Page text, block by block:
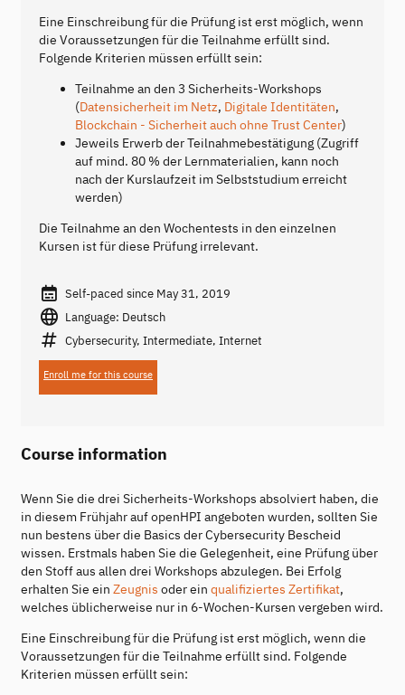
Eine Einschreibung für die Prüfung ist erst möglich, wenn
die Voraussetzungen für die Teilnahme erfüllt sind.
Folgende Kriterien müssen erfüllt sein:
Teilnahme an den 3 Sicherheits-Workshops
(Datensicherheit im Netz, Digitale Identitäten,
Blockchain - Sicherheit auch ohne Trust Center)
Jeweils Erwerb der Teilnahmebestätigung (Zugriff
auf mind. 80 % der Lernmaterialien, kann noch
nach der Kurslaufzeit im Selbststudium erreicht
werden)
Die Teilnahme an den Wochentests in den einzelnen
Kursen ist für diese Prüfung irrelevant.
Self-paced since May 31, 2019
Language: Deutsch
Cybersecurity, Intermediate, Internet
Enroll me for this course
Course information
Wenn Sie die drei Sicherheits-Workshops absolviert haben, die
in diesem Frühjahr auf openHPI angeboten wurden, sollten Sie
nun bestens über die Basics der Cybersecurity Bescheid
wissen. Erstmals haben Sie die Gelegenheit, eine Prüfung über
den Stoff aus allen drei Workshops abzulegen. Bei Erfolg
erhalten Sie ein Zeugnis oder ein qualifiziertes Zertifikat,
welches üblicherweise nur in 6-Wochen-Kursen vergeben wird.
Eine Einschreibung für die Prüfung ist erst möglich, wenn die
Voraussetzungen für die Teilnahme erfüllt sind. Folgende
Kriterien müssen erfüllt sein: